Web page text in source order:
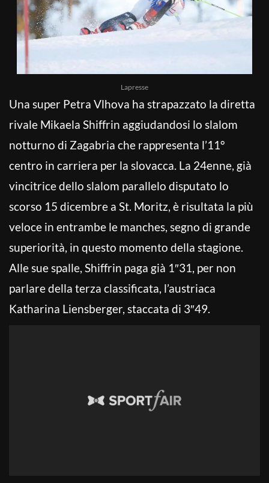
Lapresse
Una super Petra Vlhova ha strapazzato la diretta
rivale Mikaela Shiffrin aggiudandosi lo slalom
notturno di Zagabria che rappresenta l’11°
centro in carriera per la slovacca. La 24enne, già
vincitrice dello slalom parallelo disputato lo
scorso 15 dicembre a St. Moritz, è risultata la più
veloce in entrambe le manches, segno di grande
superiorità, in questo momento della stagione.
Alle sue spalle, Shiffrin paga già 1″31, per non
parlare della terza classificata, l’austriaca
Katharina Liensberger, staccata di 3″49.